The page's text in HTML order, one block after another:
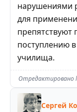
нарушениями
для
поступлению
училища.
Отредактировано
Сергей